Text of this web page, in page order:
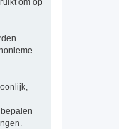
om op